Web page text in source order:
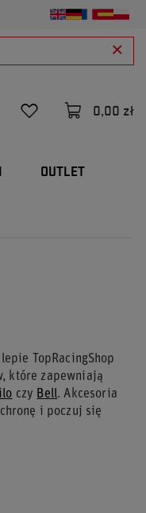
0,00 zł
OUTLET
TopRacingShop
które zapewniają
czy Bell. Akcesoria
i poczuj się